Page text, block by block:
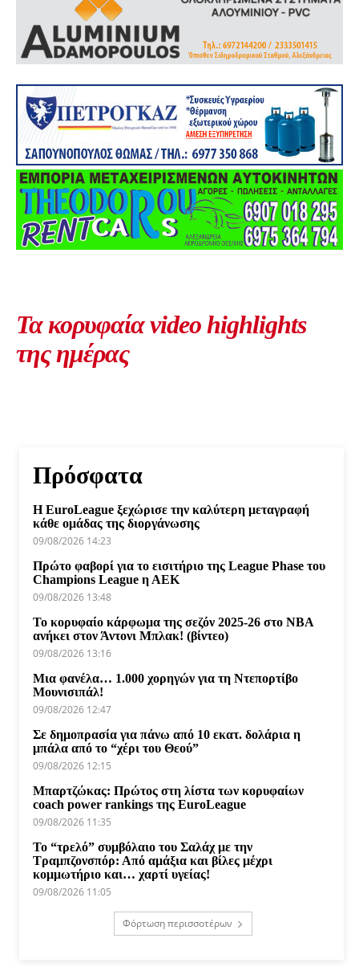
Τα κορυφαία video highlights
της ημέρας
Πρόσφατα
Η EuroLeague ξεχώρισε την καλύτερη μεταγραφή
κάθε ομάδας της διοργάνωσης
09/08/2026 14:23
Πρώτο φαβορί για το εισιτήριο της League Phase του
Champions League η ΑΕΚ
09/08/2026 13:48
Το κορυφαίο κάρφωμα της σεζόν 2025-26 στο NBA
ανήκει στον Άντονι Μπλακ! (βίντεο)
09/08/2026 13:16
Μια φανέλα… 1.000 χορηγών για τη Ντεπορτίβο
Μουνισιπάλ!
09/08/2026 12:47
Σε δημοπρασία για πάνω από 10 εκατ. δολάρια η
μπάλα από το “χέρι του Θεού”
09/08/2026 12:15
Μπαρτζώκας: Πρώτος στη λίστα των κορυφαίων
coach power rankings της EuroLeague
09/08/2026 11:35
Το “τρελό” συμβόλαιο του Σαλάχ με την
Τραμπζονσπόρ: Από αμάξια και βίλες μέχρι
κομμωτήριο και… χαρτί υγείας!
09/08/2026 11:05
Φόρτωση περισσοτέρων